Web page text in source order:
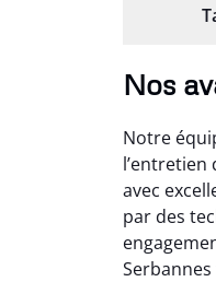
Nos
Notre
l’entretien
avec
par des